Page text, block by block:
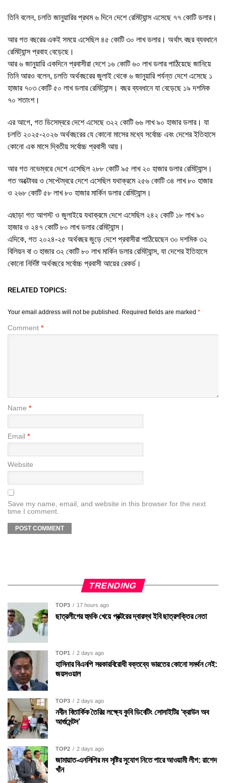
তিনি বলেন, চলতি জানুয়ারির প্রথম ৬ দিনে দেশে রেমিট্যান্স এসেছে ৭৭ কোটি ডলার।
আর গত বছরের একই সময়ে এসেছিল ৪৫ কোটি ৩০ লাখ ডলার। অর্থাৎ বছর ব্যবধানে
রেমিট্যান্স প্রবাহ বেড়েছে।
আর ৬ জানুয়ারি একদিনে প্রবাসীরা দেশে ১৬ কোটি ৬০ লাখ ডলার পাঠিয়েছে জানিয়ে
তিনি আরও বলেন, চলতি অর্থবছরের জুলাই থেকে ৬ জানুয়ারি পর্যন্ত দেশে এসেছে ১
হাজার ৭০৩ কোটি ৫০ লাখ ডলার রেমিট্যান্স। বছর ব্যবধানে যা বেড়েছে ১৯ দশমিক
৭০ শতাংশ।
এর আগে, গত ডিসেম্বরে দেশে এসেছে ৩২২ কোটি ৬৬ লাখ ৯০ হাজার ডলার। যা
চলতি ২০২৫-২০২৬ অর্থবছরের যে কোনো মাসের মধ্যে সর্বোচ্চ এবং দেশের ইতিহাসে
কোনো এক মাসে দ্বিতীয় সর্বোচ্চ প্রবাসী আয়।
আর গত নভেম্বরে দেশে এসেছিল ২৮৮ কোটি ৯৫ লাখ ২০ হাজার ডলার রেমিট্যান্স।
গত অক্টোবর ও সেপ্টেম্বরে দেশে এসেছিল যথাক্রমে ২৫৬ কোটি ৩৪ লাখ ৮০ হাজার
ও ২৬৮ কোটি ৫৮ লাখ ৮০ হাজার মার্কিন ডলার রেমিট্যান্স।
এছাড়া গত আগস্ট ও জুলাইয়ে যথাক্রমে দেশে এসেছিল ২৪২ কোটি ১৮ লাখ ৯০
হাজার ও ২৪৭ কোটি ৮০ লাখ ডলার রেমিট্যান্স।
এদিকে, গত ২০২৪-২৫ অর্থবছর জুড়ে দেশে প্রবাসীরা পাঠিয়েছেন ৩০ দশমিক ৩২
বিলিয়ন বা ৩ হাজার ৩২ কোটি ৮০ লাখ মার্কিন ডলার রেমিট্যান্স, যা দেশের ইতিহাসে
কোনো নির্দিষ্ট অর্থবছরে সর্বোচ্চ প্রবাসী আয়ের রেকর্ড।
RELATED TOPICS:
Your email address will not be published. Required fields are marked *
Comment *
Name *
Email *
Website
Save my name, email, and website in this browser for the next
time I comment.
TRENDING
TOP3 17 hours ago
ছাত্রলীগের হুমকি খেয়ে প্রক্টরের দ্বারস্থ ইবি ছাত্রশক্তির নেতা
TOP1 2 days ago
হাসিনার বিএনপি সরকারবিরোধী বক্তব্যে ভারতের কোনো সমর্থন নেই:
জয়সওয়াল
TOP3 2 days ago
নবীন বিতার্কিক তৈরির লক্ষ্যে কুবি ডিবেটিং সোসাইটির ‘ক্রাউন অব
আর্গুমেন্টস’
TOP2 2 days ago
জামায়াত-এনসিপির মব সৃষ্টির সুযোগ নিতে পারে আওয়ামী লীগ: রাশেদ
খাঁন